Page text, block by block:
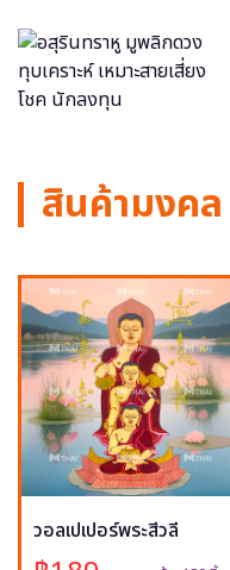
สินค้ามงคล
วอลเปเปอร์พระสีวลี